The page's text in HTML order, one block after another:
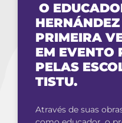
O
PRIMEIRA
EM EVENTO
PELAS
TISTU.
Através de suas